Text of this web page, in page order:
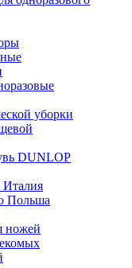
уборки
DUNLOP
Италия
Польша
ножей